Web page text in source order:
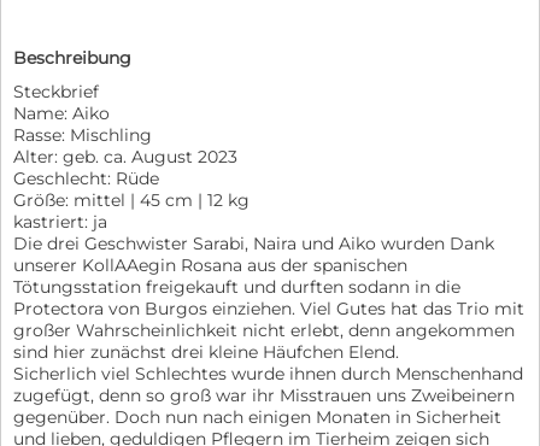
Beschreibung
Steckbrief
Name: Aiko
Rasse: Mischling
Alter: geb. ca. August 2023
Geschlecht: Rüde
Größe: mittel | 45 cm | 12 kg
kastriert: ja
Die drei Geschwister Sarabi, Naira und Aiko wurden Dank
unserer KollAAegin Rosana aus der spanischen
Tötungsstation freigekauft und durften sodann in die
Protectora von Burgos einziehen. Viel Gutes hat das Trio mit
großer Wahrscheinlichkeit nicht erlebt, denn angekommen
sind hier zunächst drei kleine Häufchen Elend.
Sicherlich viel Schlechtes wurde ihnen durch Menschenhand
zugefügt, denn so groß war ihr Misstrauen uns Zweibeinern
gegenüber. Doch nun nach einigen Monaten in Sicherheit
und lieben, geduldigen Pflegern im Tierheim zeigen sich